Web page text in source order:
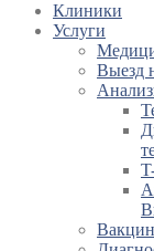
Клиники
Услуги
Выезд